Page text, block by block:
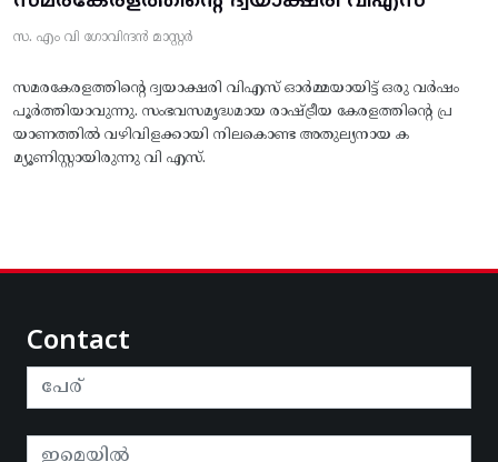
സ. എം വി ഗോവിന്ദൻ മാസ്റ്റർ
സമരകേരളത്തിൻ്റെ ദ്വയാക്ഷരി വിഎസ് ഓർമ്മയായിട്ട് ഒരു വർഷം
പൂർത്തിയാവുന്നു. സംഭവസമൃദ്ധമായ രാഷ്ട്രീയ കേരളത്തിന്റെ പ്ര
യാണത്തിൽ വഴിവിളക്കായി നിലകൊണ്ട അതുല്യനായ ക
മ്യൂണിസ്റ്റായിരുന്നു വി എസ്.
Contact